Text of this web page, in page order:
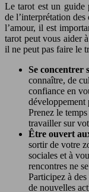
Le tarot est un guide
de l’interprétation
l’amour, il est
tarot peut vous aider
il ne peut pas faire le
Se concentrer
connaître, de
confiance en
développement
Prenez le
travailler sur
Être ouvert
sortir de votre
sociales et à
rencontres ne
Participez à
de nouvelles